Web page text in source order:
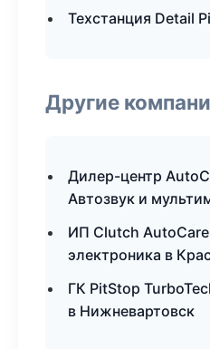
Техстанция Detail
Другие
Дилер-центр
Автозвук и
ИП Clutch
электроника в
ГК PitStop
в Нижневартовск